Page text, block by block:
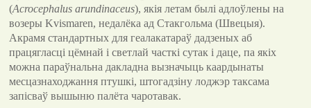
(Acrocephalus arundinaceus), якія летам былі адлоўлены на
возеры Kvismaren, недалёка ад Стакгольма (Швецыя).
Акрамя стандартных для геалакатараў дадзеных аб
працягласці цёмнай і светлай часткі сутак і даце, па якіх
можна параўнальна дакладна вызначыць каардынаты
месцазнаходжання птушкі, штогадзіну лоджэр таксама
запісваў вышыню палёта чаротавак.